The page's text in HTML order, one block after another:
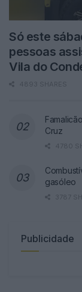
Só este
pessoas
Vila do
4893 SHARES
Cruz
4780
gasóleo
3787
Publicidade